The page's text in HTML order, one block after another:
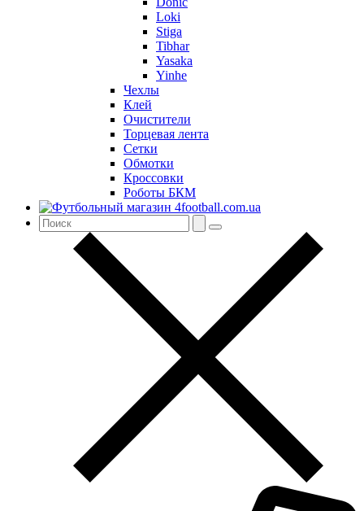
Loki
Stiga
Tibhar
Yasaka
Yinhe
Чехлы
Клей
Очистители
Торцевая лента
Сетки
Обмотки
Кроссовки
Роботы БКМ